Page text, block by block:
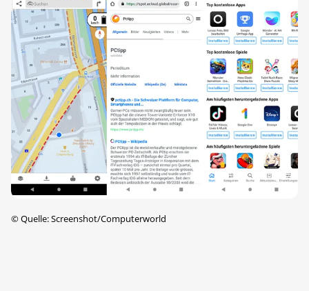
©Quelle: Screenshot/Computerworld